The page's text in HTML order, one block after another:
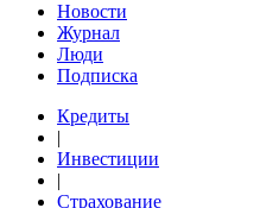
Новости
Журнал
Люди
Подписка
Кредиты
|
Инвестиции
|
Страхование